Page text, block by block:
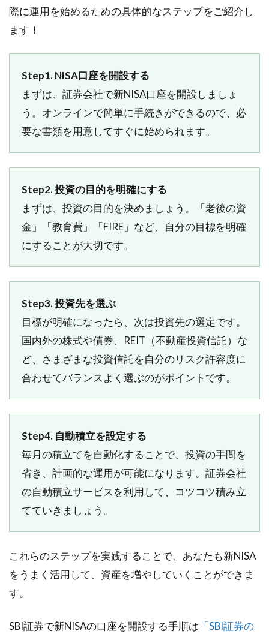
際に運用を始めるための具体的なステップをご紹介し
ます！
Step1. NISA口座を開設する
まずは、証券会社で新NISA口座を開設しましょ
う。オンラインで簡単に手続きができるので、必
要な書類を用意してすぐに始められます。
Step2. 投資の目的を明確にする
まずは、投資の目的を決めましょう。「老後の資
金」「教育費」「FIRE」など、自分の目標を明確
にすることが大切です。
Step3. 投資先を選ぶ
目標が明確になったら、次は投資先の選定です。
国内外の株式や債券、REIT（不動産投資信託）な
ど、さまざまな投資信託を自分のリスク許容度に
合わせてバランスよく選ぶのがポイントです。
Step4. 自動積立を設定する
毎月の積立てを自動化することで、投資の手間を
省き、計画的な運用が可能になります。証券会社
の自動積立サービスを利用して、コツコツ積み立
てていきましょう。
これらのステップを実践することで、あなたも新NISA
をうまく活用して、資産を増やしていくことができま
す。
SBI証券で新NISAの口座を開設する手順は 「SBI証券の